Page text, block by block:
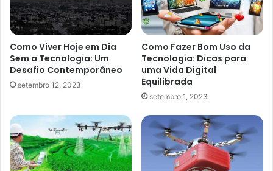
Como Viver Hoje em Dia
Sem a Tecnologia: Um
Desafio Contemporâneo
setembro 12, 2023
Como Fazer Bom Uso da
Tecnologia: Dicas para
uma Vida Digital
Equilibrada
setembro 1, 2023